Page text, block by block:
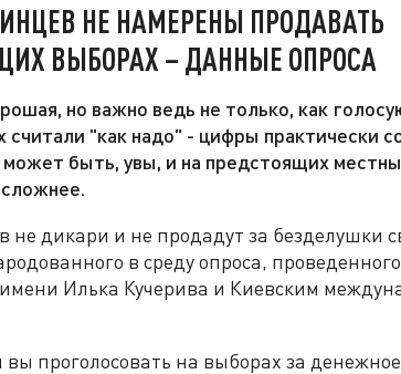
НЕ НАМЕРЕНЫ ПРОДАВАТЬ
ВЫБОРАХ – ДАННЫЕ ОПРОСА
но важно ведь не только, как
"как надо" - цифры практически
быть, увы, и на предстоящих
не дикари и не продадут за безделушки
в среду опроса,
Илька Кучерива и Киевским
проголосовать на выборах за денежное